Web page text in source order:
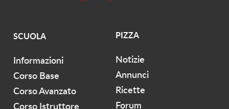
SCUOLA
Informazioni
Corso Base
Corso Avanzato
Corso Istruttore
PIZZA
Notizie
Annunci
Ricette
Forum